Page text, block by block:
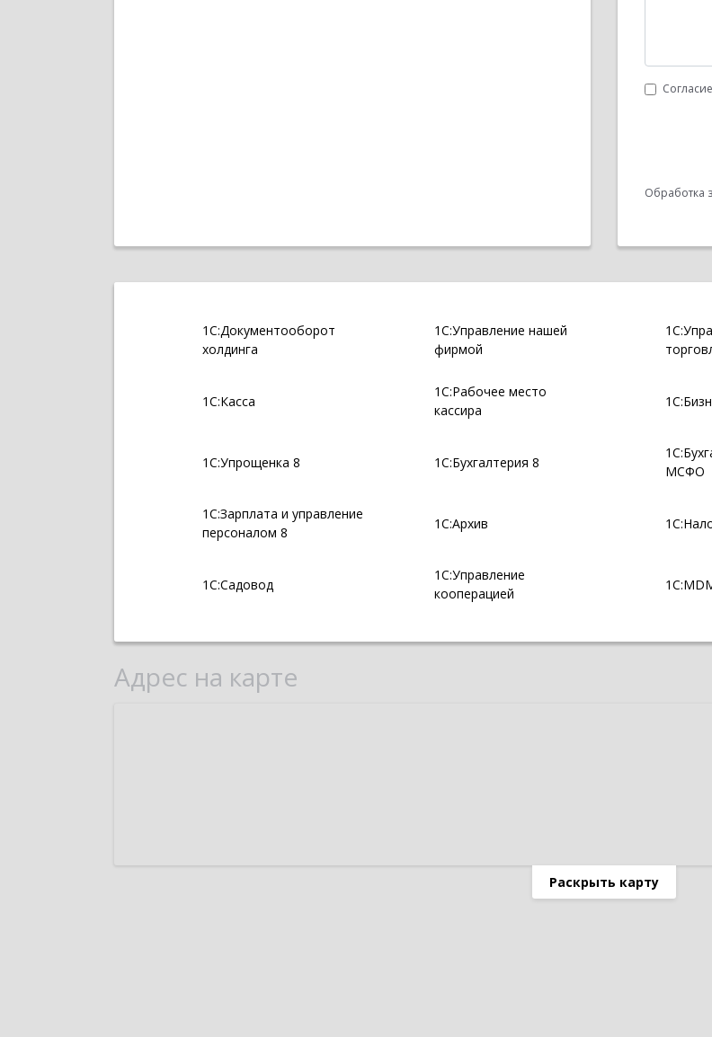
Согласие
Обработка
1С:Документооборот
холдинга
1С:Управление нашей
фирмой
1С:Касса
1С:Рабочее место
кассира
1С:Упрощенка 8 1С:Бухгалтерия 8
МСФО
1С:Зарплата и управление
персоналом 8
1С:Архив
1С:Садовод
1С:Управление
кооперацией
Адрес на карте
Раскрыть карту